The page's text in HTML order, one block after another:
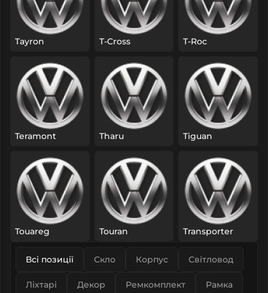
Tayron T-Cross T-Roc
Teramont Tharu Tiguan
Touareg Touran Transporter
Всі позиції Скло Корпус Світловод
Ліхтарі Декор Ремкомплект Рамка